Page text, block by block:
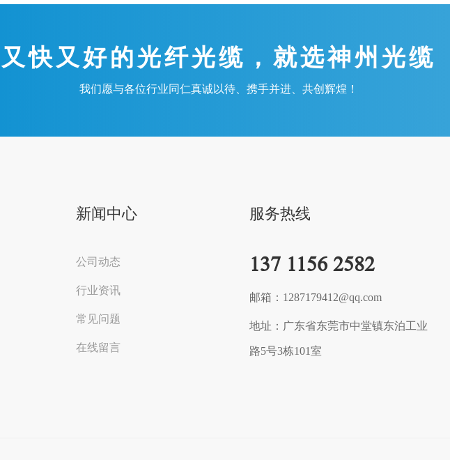
又快又好的光纤光缆，就选神州光缆
我们愿与各位行业同仁真诚以待、携手并进、共创辉煌！
新闻中心
公司动态
行业资讯
常见问题
在线留言
服务热线
137 1156 2582
邮箱：1287179412@qq.com
地址：广东省东莞市中堂镇东泊工业
路5号3栋101室